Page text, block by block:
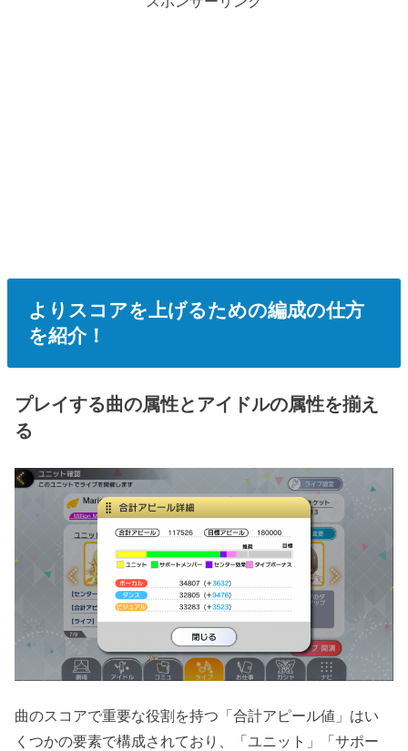
よりスコアを上げるための編成の仕方
を紹介！
プレイする曲の属性とアイドルの属性を揃え
る
曲のスコアで重要な役割を持つ「合計アピール値」はい
くつかの要素で構成されており、「ユニット」「サポー